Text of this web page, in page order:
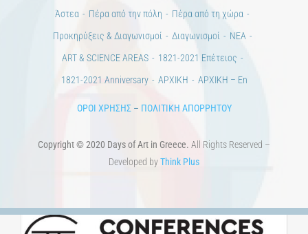
Άστεα
Πέρα από την πόλη
Πέρα από τη χώρα
Προκηρύξεις & Διαγωνισμοί
Διαγωνισμοί
ΝΕΑ
ART & SCIENCE AREAS
1821-2021 Επέτειος
1821-2021 Anniversary
ΑΡΧΙΚΗ ΑΡΧΙΚΗ – En
ΟΡΟΙ ΧΡΗΣΗΣ– ΠΟΛΙΤΙΚΗ ΑΠΟΡΡΗΤΟΥ
Copyright © 2020 Days of Art in Greece. All Rights Reserved –
Developed byThink Plus